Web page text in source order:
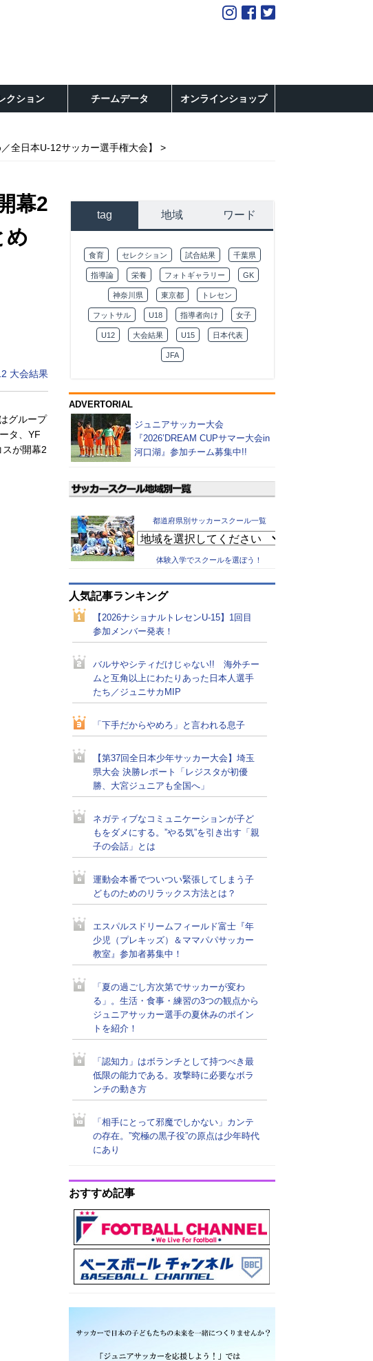
クション チームデータ オンラインショップ
全日本U-12サッカー選手権大会】
幕2
め
大会結果
グループ
タ、YF
が開幕2
tag 地域 ワード
食育 セレクション 試合結果 千葉県
指導論 栄養 フォトギャラリー GK
神奈川県 東京都 トレセン
フットサル U18 指導者向け 女子
U12 大会結果 U15 日本代表
JFA
ADVERTORIAL
ジュニアサッカー大会
『2026’DREAM CUPサマー大会in
河口湖』参加チーム募集中!!
都道府県別サッカースクール一覧
体験入学でスクールを選ぼう！
人気記事ランキング
【2026ナショナルトレセンU-15】1回目
参加メンバー発表！
バルサやシティだけじゃない!! 海外チー
ムと互角以上にわたりあった日本人選手
たち／ジュニサカMIP
「下手だからやめろ」と言われる息子
【第37回全日本少年サッカー大会】埼玉
県大会 決勝レポート「レジスタが初優
勝、大宮ジュニアも全国へ」
ネガティブなコミュニケーションが子ど
もをダメにする。”やる気”を引き出す「親
子の会話」とは
運動会本番でついつい緊張してしまう子
どものためのリラックス方法とは？
エスパルスドリームフィールド富士『年
少児（プレキッズ）＆ママパパサッカー
教室』参加者募集中！
「夏の過ごし方次第でサッカーが変わ
る」。生活・食事・練習の3つの観点から
ジュニアサッカー選手の夏休みのポイン
トを紹介！
「認知力」はボランチとして持つべき最
低限の能力である。攻撃時に必要なボラ
ンチの動き方
「相手にとって邪魔でしかない」カンテ
の存在。”究極の黒子役”の原点は少年時代
にあり
おすすめ記事